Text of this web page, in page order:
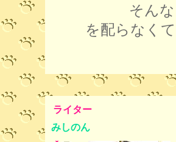
そんな、
を配らなくて
ライター
みしのん